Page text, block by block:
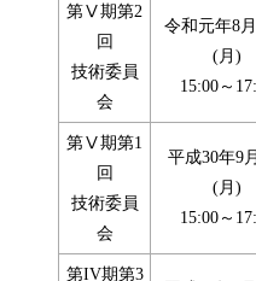
第Ⅴ期第2
回
技術委員
会
令和元年8
(月)
15:00～
第Ⅴ期第1
回
技術委員
会
平成30年9
(月)
15:00～
第IV期第3